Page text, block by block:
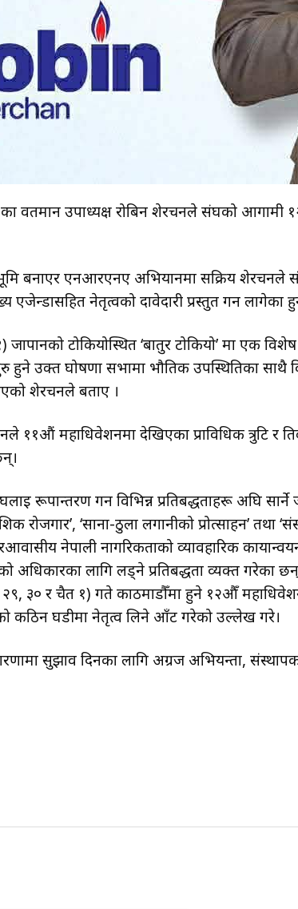
उपाध्यक्ष रोबिन शेरचनले संघको आगामी
बनाएर एनआरएनए अभियानमा सक्रिय शेरचनले
नेतृत्वको दावेदारी प्रस्तुत गर्न लागेका
टोकियोस्थित ‘बातुर टोकियो’ मा एक
हुने उक्त घोषणा सभामा भौतिक उपस्थितिका
शेरचनले बताए ।
११औं महाधिवेशनमा देखिएका प्राविधिक त्रुटि
रूपान्तरण गर्न विभिन्न प्रतिबद्धताहरू अघि सार्ने
रोजगार’, ‘साना-ठुला लगानीको प्रोत्साहन’ तथा
नेपाली नागरिकताको व्यावहारिक
अधिकारका लागि लड्ने प्रतिबद्धता व्यक्त गरेका
२९, ३० र चैत १) गते काठमाडौँमा हुने १२औँ
कठिन घडीमा नेतृत्व लिने आँट गरेको उल्लेख गरे।
सुझाव दिनका लागि अग्रज अभियन्ता,